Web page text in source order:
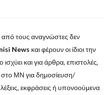
από τους αναγνώστες δεν
News και φέρουν οι ίδιοι την
και για άρθρα, επιστολές,
ΜΝ για δημοσίευση/
εκφράσεις ή υπονοούμενα